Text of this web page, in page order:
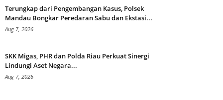
Terungkap dari Pengembangan Kasus, Polsek
Mandau Bongkar Peredaran Sabu dan Ekstasi...
Aug 7, 2026
SKK Migas, PHR dan Polda Riau Perkuat Sinergi
Lindungi Aset Negara...
Aug 7, 2026